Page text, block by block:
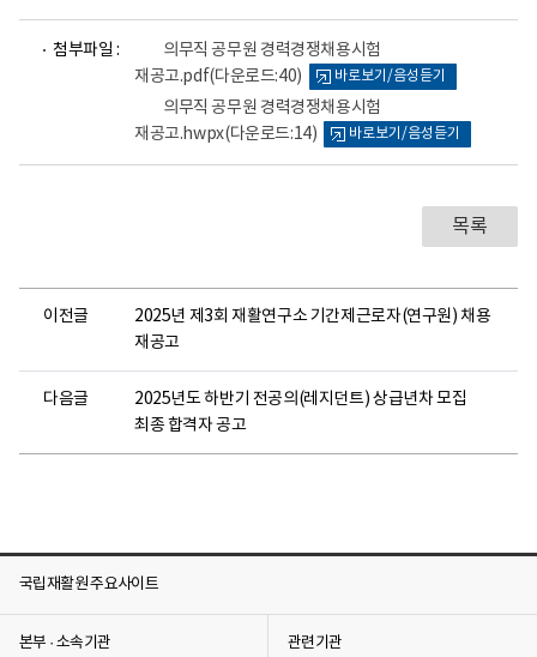
첨부파일 :
의무직 공무원 경력경쟁채용시험
재공고.pdf(다운로드:40) 바로보기/음성듣기
의무직 공무원 경력경쟁채용시험
재공고.hwpx(다운로드:14) 바로보기/음성듣기
목록
이전글
2025년 제3회 재활연구소 기간제근로자(연구원) 채용
재공고
다음글
2025년도 하반기 전공의(레지던트) 상급년차 모집
최종 합격자 공고
국립재활원 주요사이트
본부 · 소속기관 관련기관